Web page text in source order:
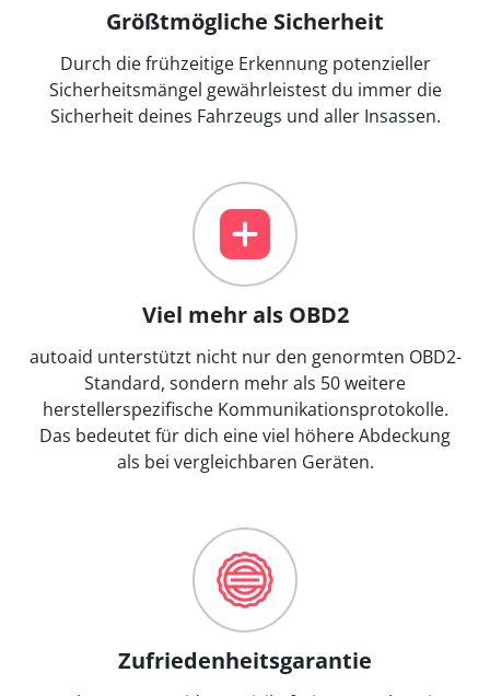
Größtmögliche Sicherheit
Durch die frühzeitige Erkennung potenzieller
Sicherheitsmängel gewährleistest du immer die
Sicherheit deines Fahrzeugs und aller Insassen.
Viel mehr als OBD2
autoaid unterstützt nicht nur den genormten OBD2-
Standard, sondern mehr als 50 weitere
herstellerspezifische Kommunikationsprotokolle.
Das bedeutet für dich eine viel höhere Abdeckung
als bei vergleichbaren Geräten.
Zufriedenheitsgarantie